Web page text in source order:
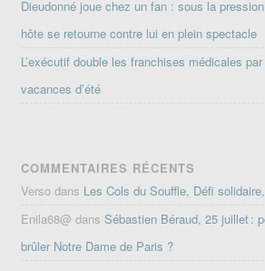
Dieudonné joue chez un fan : sous la
hôte se retourne contre lui en plein spectacle
L’exécutif double les franchises médicales
vacances d’été
COMMENTAIRES RÉCENTS
Verso dans Les Cols du Souffle, Défi
Enila68@ dansSébastien Béraud, 25 juillet :
brûler Notre Dame de Paris ?